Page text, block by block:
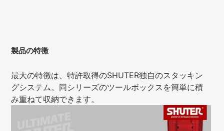
製品の特徴
最大の特徴は、特許取得のSHUTER独自のスタッキン
グシステム。同シリーズのツールボックスを簡単に積
み重ねて収納できます。